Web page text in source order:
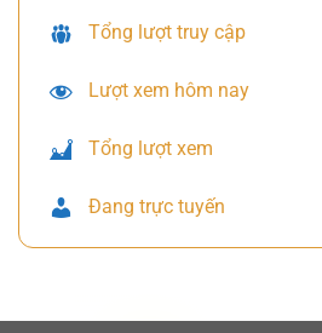
Tổng lượt truy cập
Lượt xem hôm nay
Tổng lượt xem
Đang trực tuyến